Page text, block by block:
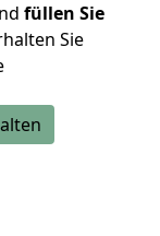
füllen Sie
Sie